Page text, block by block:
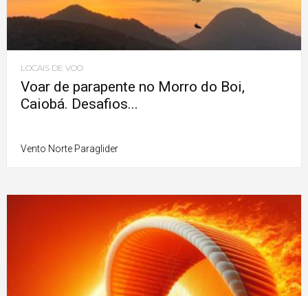
LOCAIS DE VOO
Voar de parapente no Morro do Boi,
Caiobá. Desafios...
Vento Norte Paraglider